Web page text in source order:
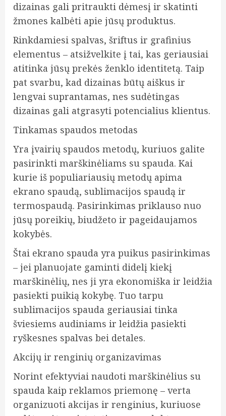
dizainas gali pritraukti dėmesį ir skatinti
žmones kalbėti apie jūsų produktus.
Rinkdamiesi spalvas, šriftus ir grafinius
elementus – atsižvelkite į tai, kas geriausiai
atitinka jūsų prekės ženklo identitetą. Taip
pat svarbu, kad dizainas būtų aiškus ir
lengvai suprantamas, nes sudėtingas
dizainas gali atgrasyti potencialius klientus.
Tinkamas spaudos metodas
Yra įvairių spaudos metodų, kuriuos galite
pasirinkti marškinėliams su spauda. Kai
kurie iš populiariausių metodų apima
ekrano spaudą, sublimacijos spaudą ir
termospaudą. Pasirinkimas priklauso nuo
jūsų poreikių, biudžeto ir pageidaujamos
kokybės.
Štai ekrano spauda yra puikus pasirinkimas
– jei planuojate gaminti didelį kiekį
marškinėlių, nes ji yra ekonomiška ir leidžia
pasiekti puikią kokybę. Tuo tarpu
sublimacijos spauda geriausiai tinka
šviesiems audiniams ir leidžia pasiekti
ryškesnes spalvas bei detales.
Akcijų ir renginių organizavimas
Norint efektyviai naudoti marškinėlius su
spauda kaip reklamos priemonę – verta
organizuoti akcijas ir renginius, kuriuose